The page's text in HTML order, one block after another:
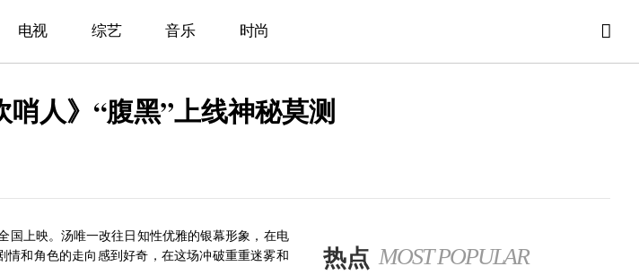
电视 综艺 音乐 时尚
人》“腹黑”上线神秘莫测
国上映。汤唯一改往日知性优雅的银幕形象，在电
和角色的走向感到好奇，在这场冲破重重迷雾和
热点 MOST POPULAR